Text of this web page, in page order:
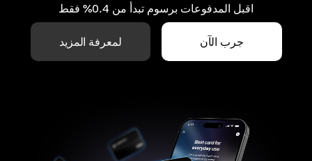
اقبل المدفوعات برسوم تبدأ من 0.4% فقط
جرب الآن لمعرفة المزيد